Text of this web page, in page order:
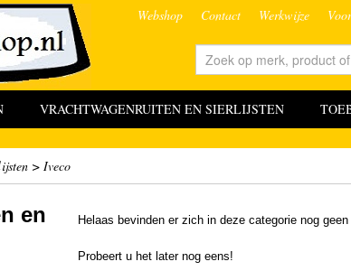
Webshop Contact Werkwijze
VRACHTWAGENRUITEN EN SIERLIJSTEN
> Iveco
en
Helaas bevinden er zich in deze categorie nog
Probeert u het later nog eens!